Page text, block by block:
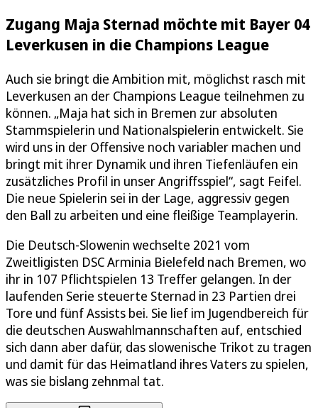
Zugang Maja Sternad möchte mit Bayer 04
Leverkusen in die Champions League
Auch sie bringt die Ambition mit, möglichst rasch mit
Leverkusen an der Champions League teilnehmen zu
können. „Maja hat sich in Bremen zur absoluten
Stammspielerin und Nationalspielerin entwickelt. Sie
wird uns in der Offensive noch variabler machen und
bringt mit ihrer Dynamik und ihren Tiefenläufen ein
zusätzliches Profil in unser Angriffsspiel“, sagt Feifel.
Die neue Spielerin sei in der Lage, aggressiv gegen
den Ball zu arbeiten und eine fleißige Teamplayerin.
Die Deutsch-Slowenin wechselte 2021 vom
Zweitligisten DSC Arminia Bielefeld nach Bremen, wo
ihr in 107 Pflichtspielen 13 Treffer gelangen. In der
laufenden Serie steuerte Sternad in 23 Partien drei
Tore und fünf Assists bei. Sie lief im Jugendbereich für
die deutschen Auswahlmannschaften auf, entschied
sich dann aber dafür, das slowenische Trikot zu tragen
und damit für das Heimatland ihres Vaters zu spielen,
was sie bislang zehnmal tat.